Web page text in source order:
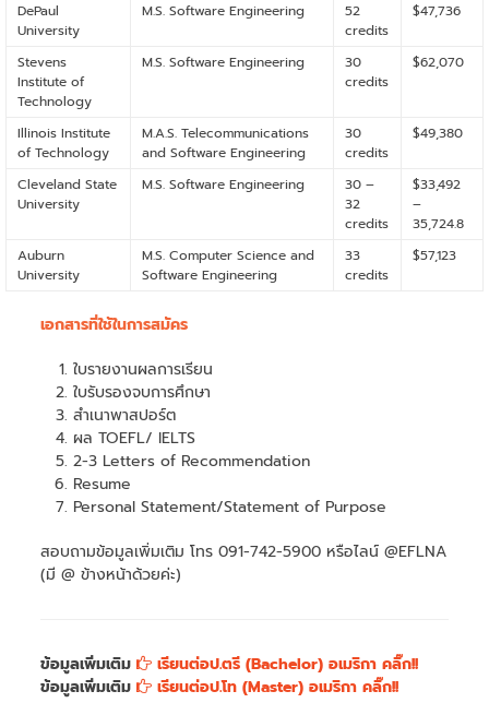
DePaul
University
M.S. Software Engineering
52
credits
$47,736
Stevens
Institute of
Technology
M.S. Software Engineering
30
credits
$62,070
Illinois Institute
of Technology
M.A.S. Telecommunications
and Software Engineering
30
credits
$49,380
Cleveland State
University
M.S. Software Engineering
30 –
32
credits
$33,492
–
35,724.8
Auburn
University
M.S. Computer Science and
Software Engineering
33
credits
$57,123
เอกสารที่ใช้ในการสมัคร
ใบรายงานผลการเรียน
ใบรับรองจบการศึกษา
สำเนาพาสปอร์ต
ผล TOEFL/ IELTS
2-3 Letters of Recommendation
Resume
Personal Statement/Statement of Purpose
สอบถามข้อมูลเพิ่มเติม โทร 091-742-5900 หรือไลน์ @EFLNA
(มี @ ข้างหน้าด้วยค่ะ)
ข้อมูลเพิ่มเติม
เรียนต่อป.ตรี (Bachelor) อเมริกา คลิ๊ก!!
ข้อมูลเพิ่มเติม
เรียนต่อป.โท (Master) อเมริกา คลิ๊ก!!